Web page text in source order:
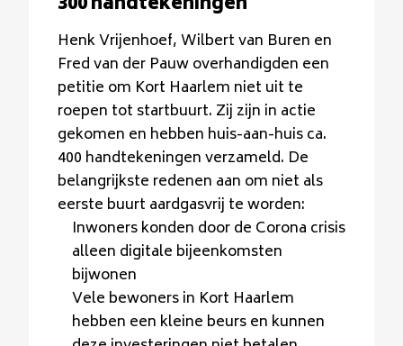
Henk Vrijenhoef, Wilbert van Buren en
Fred van der Pauw overhandigden een
petitie om Kort Haarlem niet uit te
roepen tot startbuurt. Zij zijn in actie
gekomen en hebben huis-aan-huis ca.
400 handtekeningen verzameld. De
belangrijkste redenen aan om niet als
eerste buurt aardgasvrij te worden:
Inwoners konden door de Corona crisis
alleen digitale bijeenkomsten
bijwonen
Vele bewoners in Kort Haarlem
hebben een kleine beurs en kunnen